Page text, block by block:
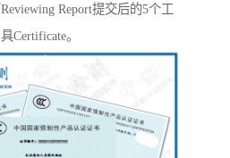
Report提交后的5个工
Certificate。